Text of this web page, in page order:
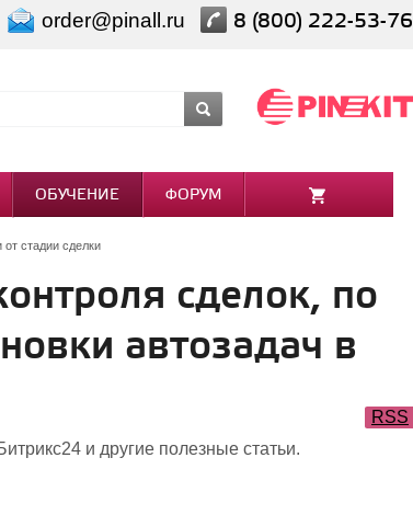
order@pinall.ru 8 (800) 222-53-76
ОБУЧЕНИЕ ФОРУМ
стадии сделки
сделок, по
автозадач в
и другие полезные статьи.
RSS